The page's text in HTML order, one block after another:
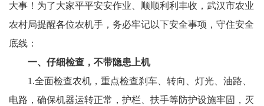
大事！为了大家平平安安作业、顺顺利利丰收，武汉市农业
农村局提醒各位农机手，务必牢记以下安全事项，守住安全
底线：
一、仔细检查，不带隐患上机
1.全面检查农机，重点检查刹车、转向、灯光、油路、
电路，确保机器运转正常，护栏、扶手等防护设施牢固，灭